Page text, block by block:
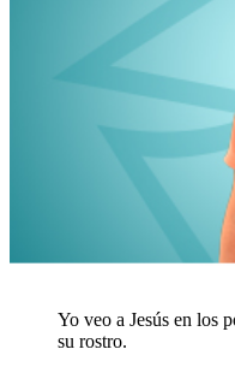
Yo veo a Jesús en los
su rostro.